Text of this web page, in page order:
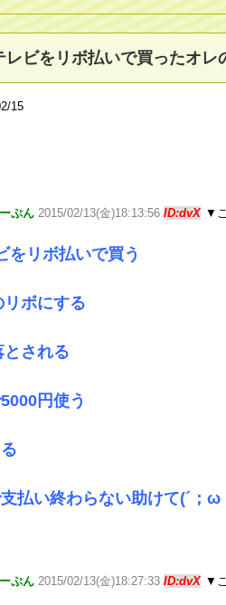
レビをリボ払いで買ったオ
15
ぷん 2015/02/13(金)18:13:56 ID:dvX ▼
をリボ払いで買う
ボにする
される
円使う
払い終わらない助けて(´；ω
ぷん 2015/02/13(金)18:27:33 ID:dvX ▼